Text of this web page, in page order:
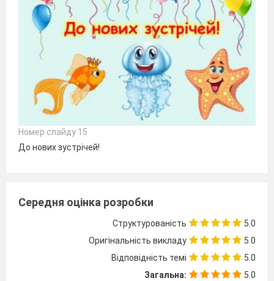
Номер слайду 15
До нових зустрічей!
Середня оцінка розробки
Структурованість
5.0
Оригінальність викладу
5.0
Відповідність темі
5.0
Загальна:
5.0